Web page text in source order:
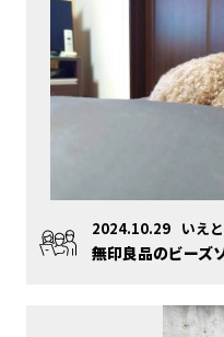
2024.10.29 いえ
無印良品のビーズ